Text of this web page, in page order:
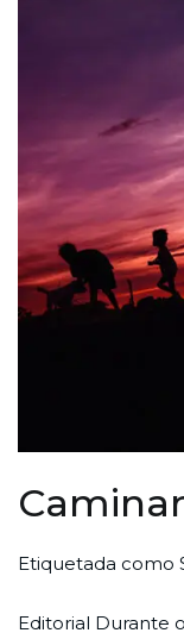
Por
Ciudad
Publicada
27
Publicada
Editorial
Etiquetada como
Editorial Durante